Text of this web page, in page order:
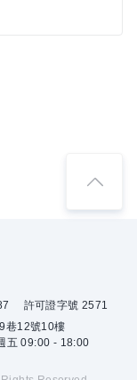
許可證字號 2571
巷12號10樓
五 09:00 - 18:00